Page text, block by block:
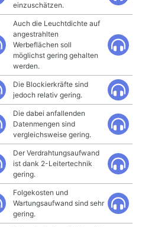
einzuschätzen.
Auch die Leuchtdichte auf
angestrahlten
Werbeflächen soll
möglichst gering gehalten
werden.
Die Blockierkräfte sind
jedoch relativ gering.
Die dabei anfallenden
Datenmengen sind
vergleichsweise gering.
Der Verdrahtungsaufwand
ist dank 2-Leitertechnik
gering.
Folgekosten und
Wartungsaufwand sind sehr
gering.